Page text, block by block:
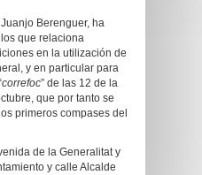
Berenguer, ha
que relaciona
en la utilización de
y en particular para
correfoc” de las 12 de la
que por tanto se
primeros compases del
de la Generalitat y
y calle Alcalde